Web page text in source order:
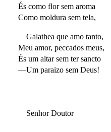
És como flor sem aroma
Como moldura sem tela,
Galathea que amo tanto,
Meu amor, peccados meus,
És um altar sem ter sancto
—Um paraizo sem Deus!
Senhor Doutor